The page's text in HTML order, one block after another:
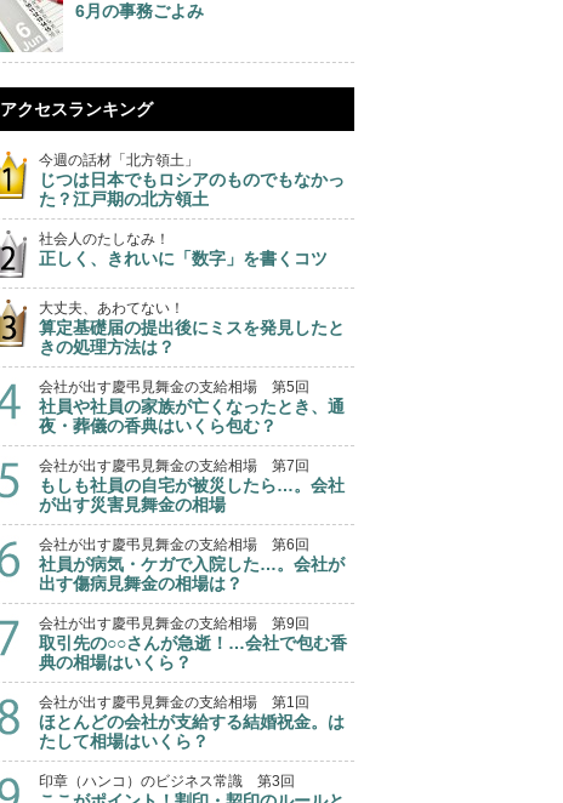
6月の事務ごよみ
アクセスランキング
今週の話材「北方領土」
じつは日本でもロシアのものでもなかっ
た？江戸期の北方領土
社会人のたしなみ！
正しく、きれいに「数字」を書くコツ
大丈夫、あわてない！
算定基礎届の提出後にミスを発見したと
きの処理方法は？
会社が出す慶弔見舞金の支給相場 第5回
社員や社員の家族が亡くなったとき、通
夜・葬儀の香典はいくら包む？
会社が出す慶弔見舞金の支給相場 第7回
もしも社員の自宅が被災したら…。会社
が出す災害見舞金の相場
会社が出す慶弔見舞金の支給相場 第6回
社員が病気・ケガで入院した…。会社が
出す傷病見舞金の相場は？
会社が出す慶弔見舞金の支給相場 第9回
取引先の○○さんが急逝！…会社で包む香
典の相場はいくら？
会社が出す慶弔見舞金の支給相場 第1回
ほとんどの会社が支給する結婚祝金。は
たして相場はいくら？
印章（ハンコ）のビジネス常識 第3回